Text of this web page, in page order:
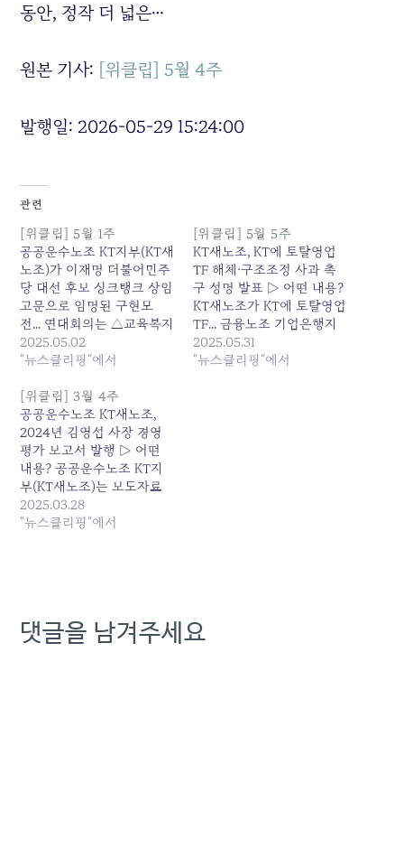
동안, 정작 더 넓은…
원본 기사: [위클립] 5월 4주
발행일: 2026-05-29 15:24:00
관련
[위클립] 5월 1주
공공운수노조 KT지부(KT새
노조)가 이재명 더불어민주
당 대선 후보 싱크탱크 상임
고문으로 임명된 구현모
전... 연대회의는 △교육복지
강화, 비정규직 저임금 구조
해결을 위해 새 정부가 적극
기사: [위클립] 5월 1주 발행
일: 2025-05-02 15:47:00
2025.05.02
"뉴스클리핑"에서
[위클립] 5월 5주
KT새노조, KT에 토탈영업
TF 해체·구조조정 사과 촉
구 성명 발표 ▷ 어떤 내용?
KT새노조가 KT에 토탈영업
TF... 금융노조 기업은행지
부 23주차 '체불임금 해소'
아침 집회 ▷ [관련기사] 기
2025.05.31
"뉴스클리핑"에서
[위클립] 3월 4주
공공운수노조 KT새노조,
2024년 김영섭 사장 경영
평가 보고서 발행 ▷ 어떤
내용? 공공운수노조 KT지
부(KT새노조)는 보도자료
를 내고 ESG, 노동, 통신 공
공성 측면에서 지난해 김영
2025.03.28
"뉴스클리핑"에서
댓글을 남겨주세요